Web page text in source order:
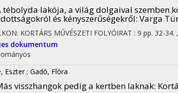
tébolyda lakója, a világ dolgaival szemben
és kényszerűségekről: Varga
KORTÁRS MŰVÉSZETI FOLYÓIRAT : 9 pp. 32-34.
dokumentum
Eszter ; Gadó, Flóra
visszhangok pedig a kertben laknak: